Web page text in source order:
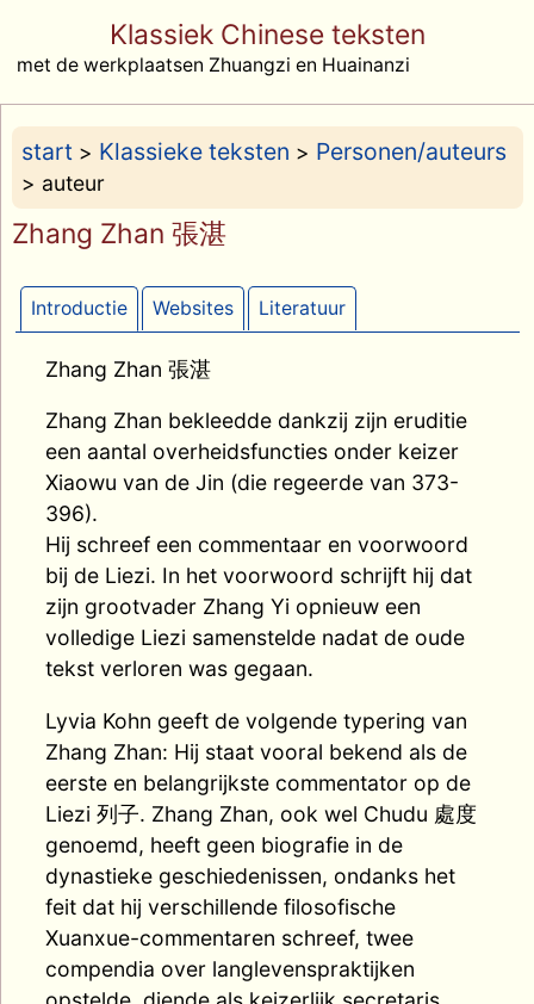
Klassiek Chinese teksten
met de werkplaatsen Zhuangzi en Huainanzi
start > Klassieke teksten > Personen/auteurs
> auteur
Zhang Zhan 張湛
Introductie Websites Literatuur
Zhang Zhan 張湛
Zhang Zhan bekleedde dankzij zijn eruditie
een aantal overheidsfuncties onder keizer
Xiaowu van de Jin (die regeerde van 373-
396).
Hij schreef een commentaar en voorwoord
bij de Liezi. In het voorwoord schrijft hij dat
zijn grootvader Zhang Yi opnieuw een
volledige Liezi samenstelde nadat de oude
tekst verloren was gegaan.
Lyvia Kohn geeft de volgende typering van
Zhang Zhan: Hij staat vooral bekend als de
eerste en belangrijkste commentator op de
Liezi 列子. Zhang Zhan, ook wel Chudu 處度
genoemd, heeft geen biografie in de
dynastieke geschiedenissen, ondanks het
feit dat hij verschillende filosofische
Xuanxue-commentaren schreef, twee
compendia over langlevenspraktijken